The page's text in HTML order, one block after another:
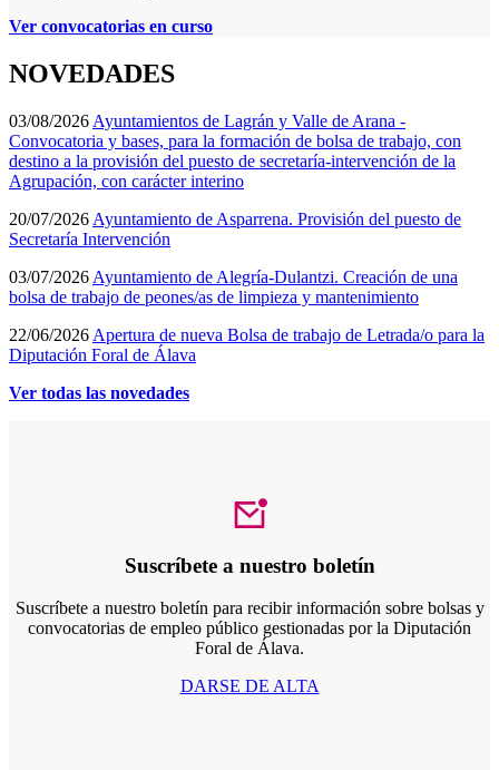
Ver convocatorias en curso
NOVEDADES
03/08/2026 Ayuntamientos de Lagrán y Valle de Arana -
Convocatoria y bases, para la formación de bolsa de trabajo, con
destino a la provisión del puesto de secretaría-intervención de la
Agrupación, con carácter interino
20/07/2026 Ayuntamiento de Asparrena. Provisión del puesto de
Secretaría Intervención
03/07/2026 Ayuntamiento de Alegría-Dulantzi. Creación de una
bolsa de trabajo de peones/as de limpieza y mantenimiento
22/06/2026 Apertura de nueva Bolsa de trabajo de Letrada/o para la
Diputación Foral de Álava
Ver todas las novedades
Suscríbete a nuestro boletín
Suscríbete a nuestro boletín para recibir información sobre bolsas y
convocatorias de empleo público gestionadas por la Diputación
Foral de Álava.
DARSE DE ALTA